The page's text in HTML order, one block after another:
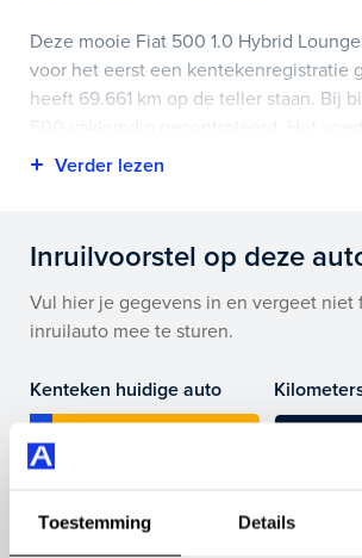
Toestemming Details
Deze mooie Fiat 500 1.0 Hybrid
voor het eerst een kentekenregistratie
heeft 69.661 km op de teller staan. Bij
deze pagina bij onderhoud en historie
carplay/android auto, lichtmetalen
veel meer.
Je koopt hem voor € 10.945,- maar je
Maak snel een afspraak in de
direct online.
Inruilvoorstel op deze
Vul hier je gegevens in en vergeet niet
inruilauto mee te sturen.
Kenteken huidige auto
Inruilvoorstel aanvragen